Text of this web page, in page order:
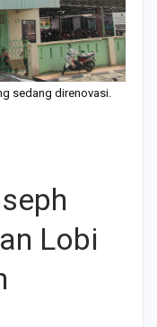
sedang direnovasi.
Lobi